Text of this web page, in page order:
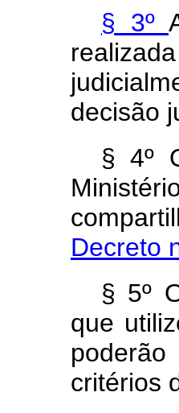
§ 3º
decisão
§ 4º
Decreto
§ 5º
que
critérios